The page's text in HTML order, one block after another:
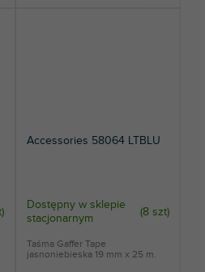
)
Accessories 58064 LTBLU
Dostępny w sklepie
stacjonarnym
(8 szt)
Taśma Gaffer Tape
jasnoniebieska 19 mm x 25 m.